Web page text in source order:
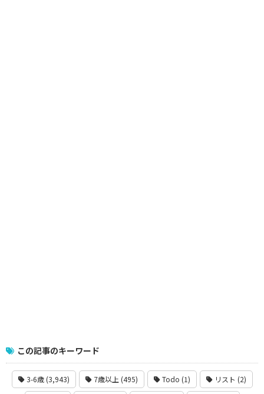
この記事のキーワード
3-6歳 (3,943) 7歳以上 (495) Todo (1) リスト (2)